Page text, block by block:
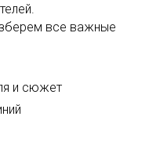
все важные
и сюжет